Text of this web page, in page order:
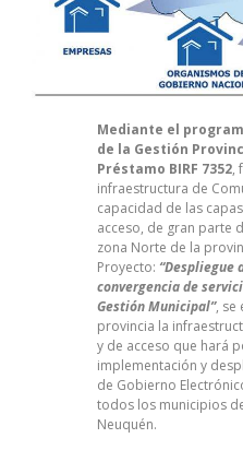
Mediante el
de la Gestión
Préstamo BIRF 7352,
infraestructura de
capacidad de las
acceso, de gran parte
zona Norte de la
Proyecto: “Despliegue
convergencia de
Gestión Municipal”, se
provincia la
y de acceso que hará
implementación y
de Gobierno
todos los municipios
Neuquén.